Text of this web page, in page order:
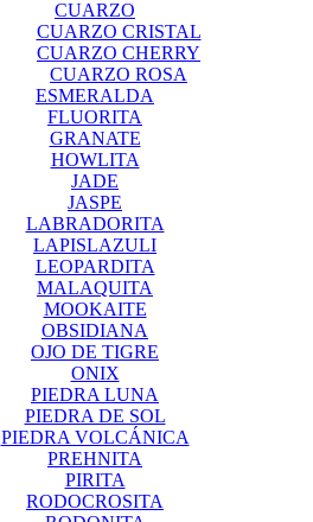
CUARZO
CUARZO CRISTAL
CUARZO CHERRY
CUARZO ROSA
ESMERALDA
FLUORITA
GRANATE
HOWLITA
JADE
JASPE
LABRADORITA
LAPISLAZULI
LEOPARDITA
MALAQUITA
MOOKAITE
OBSIDIANA
OJO DE TIGRE
ONIX
PIEDRA LUNA
PIEDRA DE SOL
PIEDRA VOLCÁNICA
PREHNITA
PIRITA
RODOCROSITA